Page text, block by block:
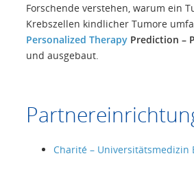
Forschende verstehen, warum ein
Krebszellen kindlicher Tumore
Personalized Therapy Prediction –
und ausgebaut.
Charité – Universitätsmedizin